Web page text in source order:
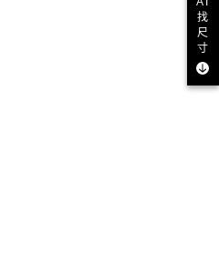
找
尺
寸